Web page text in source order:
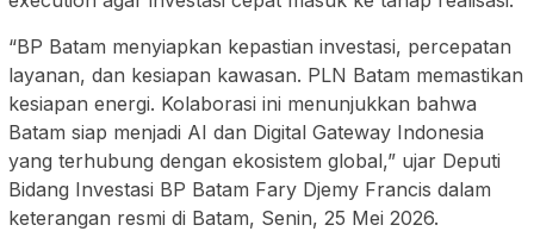
“BP Batam menyiapkan kepastian investasi, percepatan
layanan, dan kesiapan kawasan. PLN Batam memastikan
kesiapan energi. Kolaborasi ini menunjukkan bahwa
Batam siap menjadi AI dan Digital Gateway Indonesia
yang terhubung dengan ekosistem global,” ujar Deputi
Bidang Investasi BP Batam Fary Djemy Francis dalam
keterangan resmi di Batam, Senin, 25 Mei 2026.